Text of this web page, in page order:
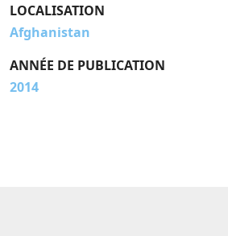
LOCALISATION
Afghanistan
ANNÉE DE PUBLICATION
2014